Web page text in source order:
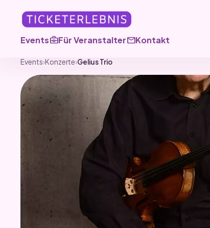
Eventsbusiness_centerFür VeranstaltermailKontakt
Events›Konzerte›Gelius Trio